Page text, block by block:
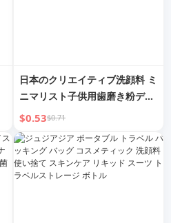
日本のクリエイティブ洗顔料 ミ
ニマリスト子供用歯磨き粉ディ
スペンサー
$0.53$0.71